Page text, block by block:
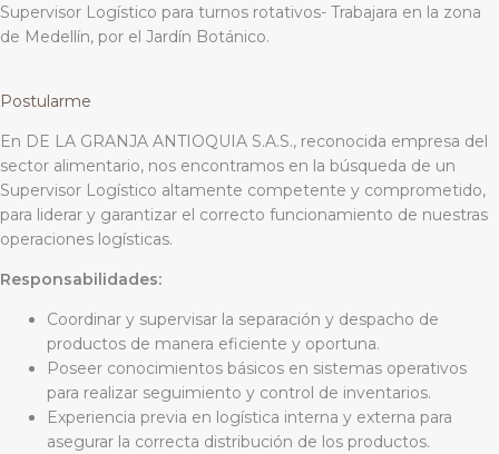
Supervisor Logístico para turnos rotativos- Trabajara en la zona
de Medellín, por el Jardín Botánico.
Postularme
En DE LA GRANJA ANTIOQUIA S.A.S., reconocida empresa del
sector alimentario, nos encontramos en la búsqueda de un
Supervisor Logístico altamente competente y comprometido,
para liderar y garantizar el correcto funcionamiento de nuestras
operaciones logísticas.
Responsabilidades:
Coordinar y supervisar la separación y despacho de
productos de manera eficiente y oportuna.
Poseer conocimientos básicos en sistemas operativos
para realizar seguimiento y control de inventarios.
Experiencia previa en logística interna y externa para
asegurar la correcta distribución de los productos.